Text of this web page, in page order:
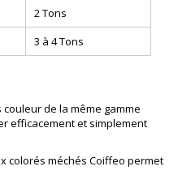
2 Tons
3 à 4 Tons
de la même gamme
efficacement et simplement
colorés méchés Coiffeo permet